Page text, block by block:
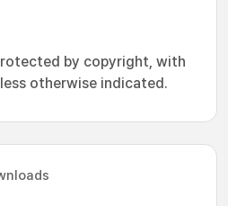
by copyright, with
otherwise indicated.